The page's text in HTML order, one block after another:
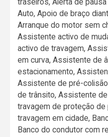
traseiros, Alerta de
Auto, Apoio de braço
Arranque do motor sem
Assistente activo de
activo de travagem,
em curva, Assistente de
estacionamento,
Assistente de pré-
de trânsito, Assistente
travagem de proteção
travagem em cidade,
Banco do condutor com